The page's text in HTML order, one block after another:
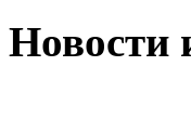
Новости